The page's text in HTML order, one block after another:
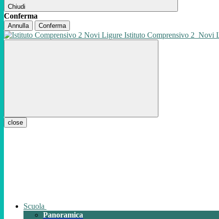
Chiudi
Conferma
Annulla Conferma
Istituto Comprensivo 2 Novi
close
Scuola
Panoramica